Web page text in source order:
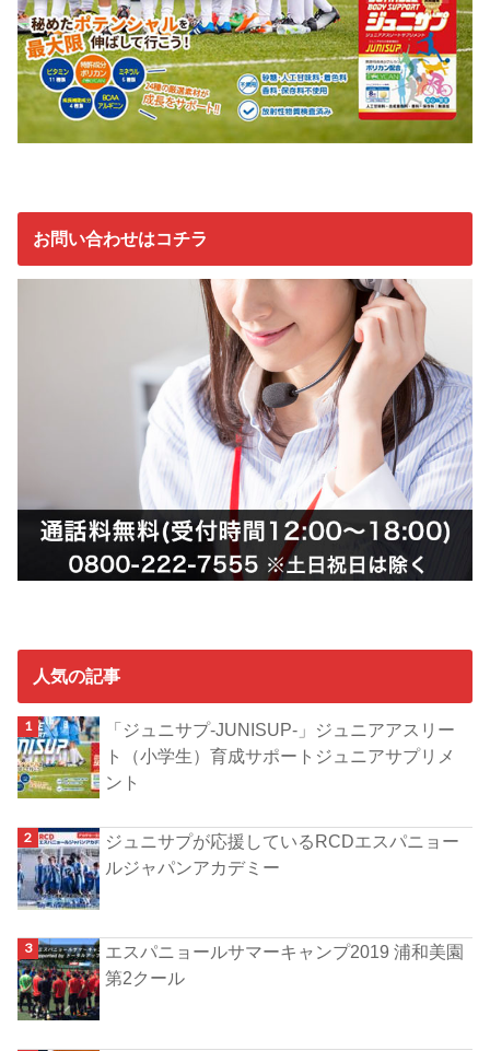
お問い合わせはコチラ
人気の記事
「ジュニサプ-JUNISUP-」ジュニアアスリー
ト（小学生）育成サポートジュニアサプリメ
ント
ジュニサプが応援しているRCDエスパニョー
ルジャパンアカデミー
エスパニョールサマーキャンプ2019 浦和美園
第2クール